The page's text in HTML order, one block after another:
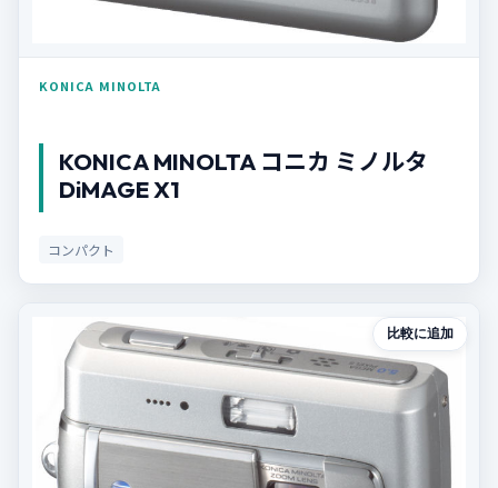
KONICA MINOLTA
KONICA MINOLTA コニカ ミノルタ
DiMAGE X1
コンパクト
比較に追加